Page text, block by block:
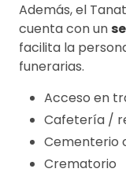
Además, el
cuenta con un
facilita la
funerarias.
Acceso en
Cafetería /
Cementerio
Crematorio